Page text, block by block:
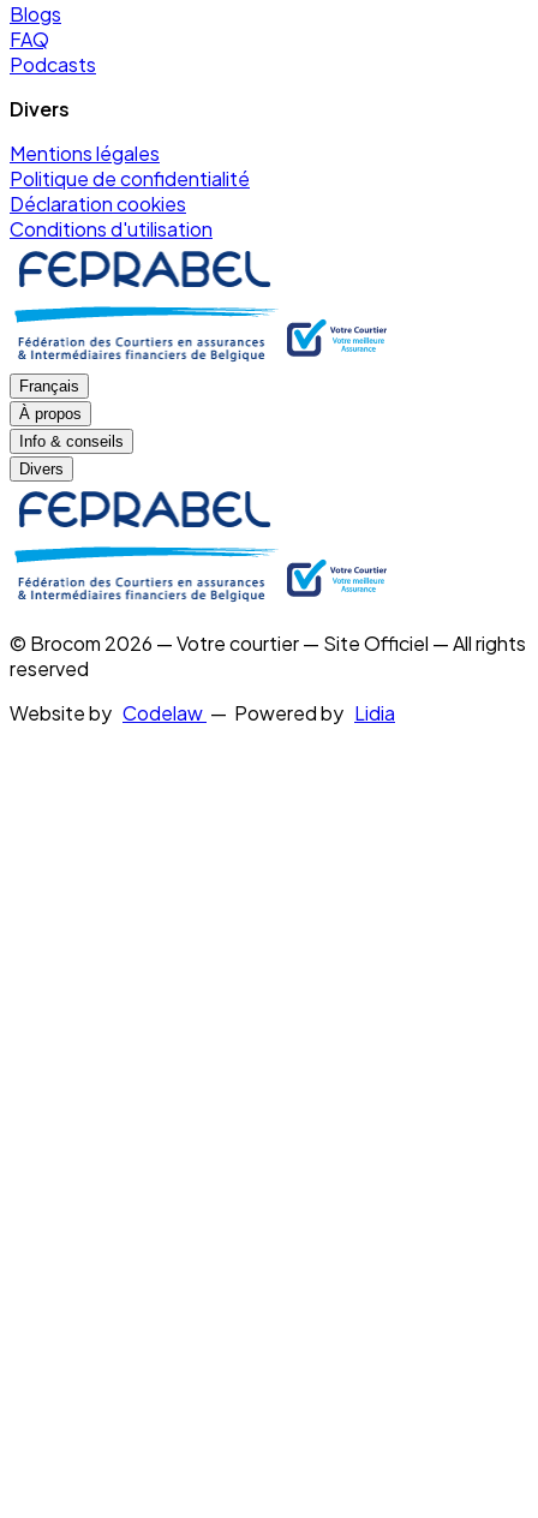
Blogs
FAQ
Podcasts
Divers
Mentions légales
Politique de confidentialité
Déclaration cookies
Conditions d'utilisation
Français
À propos
Info & conseils
Divers
© Brocom 2026 — Votre courtier — Site Officiel — All rights
reserved
Website by Codelaw — Powered by Lidia